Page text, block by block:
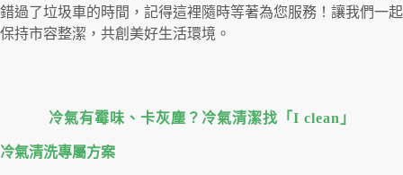
錯過了垃圾車的時間，記得這裡隨時等著為您服務！讓我們一起
保持市容整潔，共創美好生活環境。
冷氣有霉味、卡灰塵？冷氣清潔找「I clean」
冷氣清洗專屬⽅案